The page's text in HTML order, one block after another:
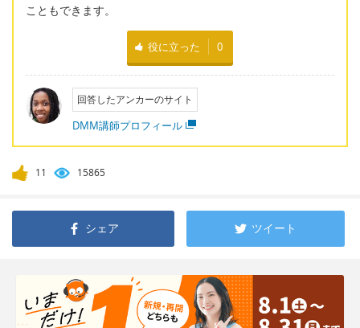
こともできます。
役に立った 0
回答したアンカーのサイト
DMM講師プロフィール
11 15865
シェア ツイート